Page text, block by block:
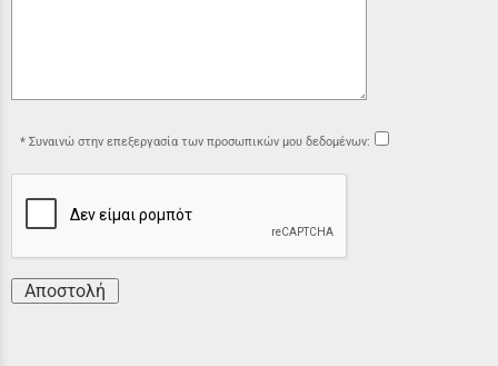
Συναινώ στην επεξεργασία των προσωπικών μου δεδομένων:
Αποστολή